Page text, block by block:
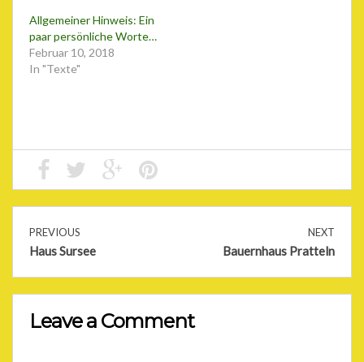
Allgemeiner Hinweis: Ein
paar persönliche Worte…
Februar 10, 2018
In "Texte"
PREVIOUS
Haus Sursee
NEXT
Bauernhaus Pratteln
Leave a Comment